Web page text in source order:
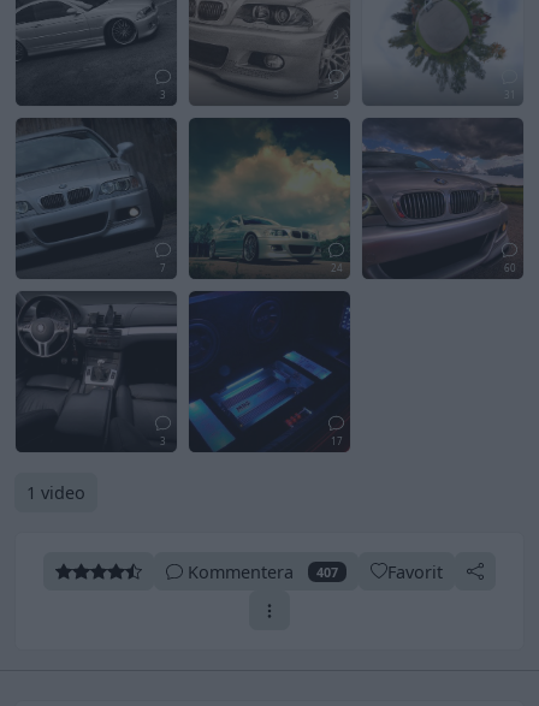
3 3
7 24 60
3 17
1 video
Kommentera 407 Favorit